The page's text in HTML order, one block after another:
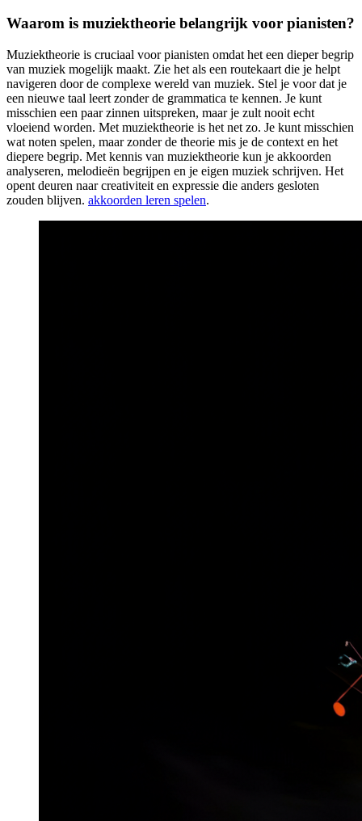
Waarom is muziektheorie belangrijk voor pianisten?
Muziektheorie is cruciaal voor pianisten omdat het een dieper begrip
van muziek mogelijk maakt. Zie het als een routekaart die je helpt
navigeren door de complexe wereld van muziek. Stel je voor dat je
een nieuwe taal leert zonder de grammatica te kennen. Je kunt
misschien een paar zinnen uitspreken, maar je zult nooit echt
vloeiend worden. Met muziektheorie is het net zo. Je kunt misschien
wat noten spelen, maar zonder de theorie mis je de context en het
diepere begrip. Met kennis van muziektheorie kun je akkoorden
analyseren, melodieën begrijpen en je eigen muziek schrijven. Het
opent deuren naar creativiteit en expressie die anders gesloten
zouden blijven. akkoorden leren spelen.